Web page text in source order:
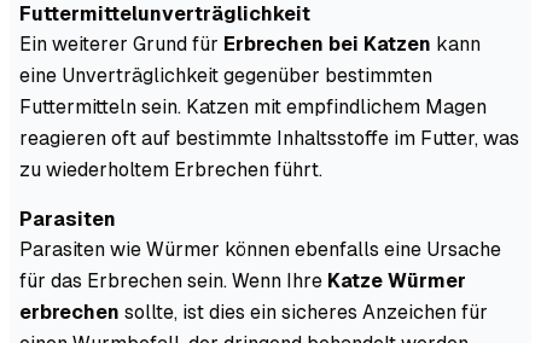
Futtermittelunverträglichkeit
Ein weiterer Grund für Erbrechen bei Katzen kann
eine Unverträglichkeit gegenüber bestimmten
Futtermitteln sein. Katzen mit empfindlichem Magen
reagieren oft auf bestimmte Inhaltsstoffe im Futter, was
zu wiederholtem Erbrechen führt.
Parasiten
Parasiten wie Würmer können ebenfalls eine Ursache
für das Erbrechen sein. Wenn Ihre Katze Würmer
erbrechen sollte, ist dies ein sicheres Anzeichen für